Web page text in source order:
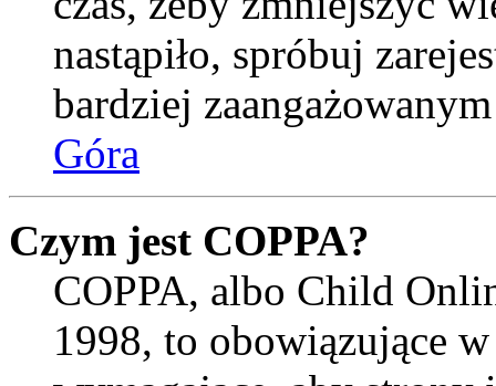
nastąpiło, spróbuj
bardziej
Góra
Czym jest COPPA?
COPPA, albo Child
1998, to obowiązujące